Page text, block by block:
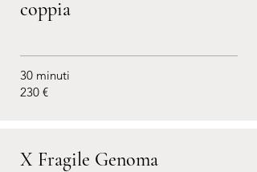
coppia
30 minuti
230 €
X Fragile Genoma